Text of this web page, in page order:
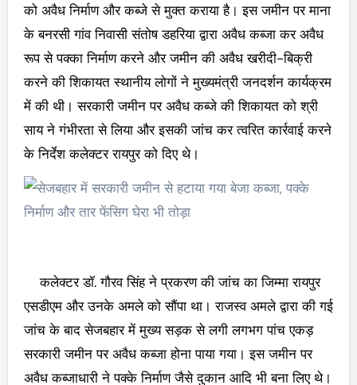
को अवैध निर्माण और कब्जे से मुक्त कराया है। इस जमीन पर माना
के बनरसी गांव निवासी संतोष डहरिया द्वारा अवैध कब्जा कर अवैध
रूप से पक्का निर्माण करने और जमीन की अवैध खरीदी-बिक्री
करने की शिकायत स्थानीय लोगों ने मुख्यमंत्री जनदर्शन कार्यक्रम
में की थी। सरकारी जमीन पर अवैध कब्जे की शिकायत को श्री
साय ने गंभीरता से लिया और इसकी जांच कर त्वरित कार्रवाई करने
के निर्देश कलेक्टर रायपुर को दिए थे।
कलेक्टर डॉ. गौरव सिंह ने प्रकरण की जांच का जिम्मा रायपुर
एसडीएम और उनके अमले को सौंपा था। राजस्व अमले द्वारा की गई
जांच के बाद सेजबहार में मुख्य सड़क से लगी लगभग पांच एकड़
सरकारी जमीन पर अवैध कब्जा होना पाया गया। इस जमीन पर
अवैध कब्जाधारी ने पक्के निर्माण जैसे दुकान आदि भी बना लिए थे।